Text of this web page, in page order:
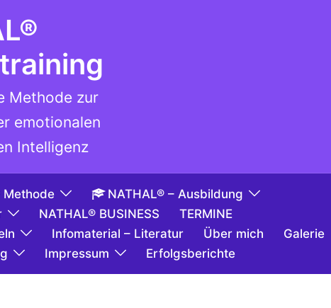
Methode zur
emotionalen
Intelligenz
Methode
NATHAL® – Ausbildung
NATHAL® BUSINESS
TERMINE
Infomaterial – Literatur Über mich
Galerie
Impressum Erfolgsberichte